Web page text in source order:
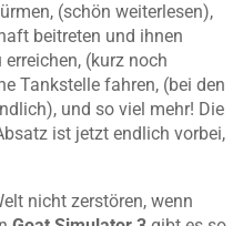
(schön weiterlesen),
beitreten und ihnen
erreichen, (kurz noch
Tankstelle fahren, (bei den
und so viel mehr! Die
ist jetzt endlich vorbei,
nicht zerstören, wenn